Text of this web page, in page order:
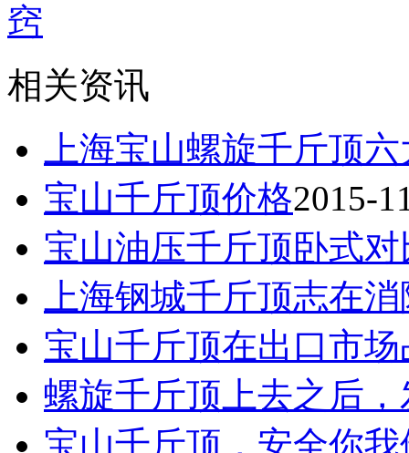
窍
相关资讯
上海宝山螺旋千斤顶
宝山千斤顶价格2015-
宝山油压千斤顶卧式
上海钢城千斤顶志在
宝山千斤顶在出口市
螺旋千斤顶上去之后
宝山千斤顶，安全你我